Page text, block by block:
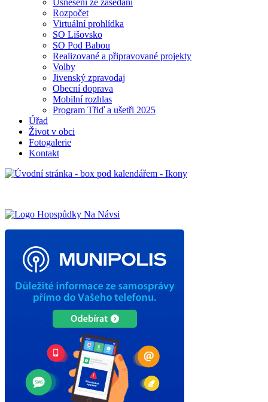
Usnesení ze zasedání
Rozpočet
Virtuální prohlídka
SO Lišovsko
SO Pod Babou
Realizované a připravované projekty
Volby
Jivenský zpravodaj
Obecní doprava
Mobilní rozhlas
Program Třiď a ušetři 2025
Úřad
Život v obci
Fotogalerie
Kontakt